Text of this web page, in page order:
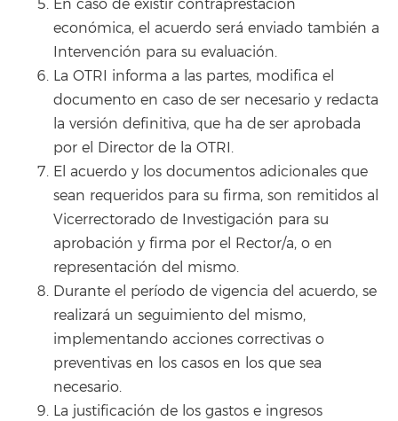
En caso de existir contraprestación
económica, el acuerdo será enviado también a
Intervención para su evaluación.
La OTRI informa a las partes, modifica el
documento en caso de ser necesario y redacta
la versión definitiva, que ha de ser aprobada
por el Director de la OTRI.
El acuerdo y los documentos adicionales que
sean requeridos para su firma, son remitidos al
Vicerrectorado de Investigación para su
aprobación y firma por el Rector/a, o en
representación del mismo.
Durante el período de vigencia del acuerdo, se
realizará un seguimiento del mismo,
implementando acciones correctivas o
preventivas en los casos en los que sea
necesario.
La justificación de los gastos e ingresos